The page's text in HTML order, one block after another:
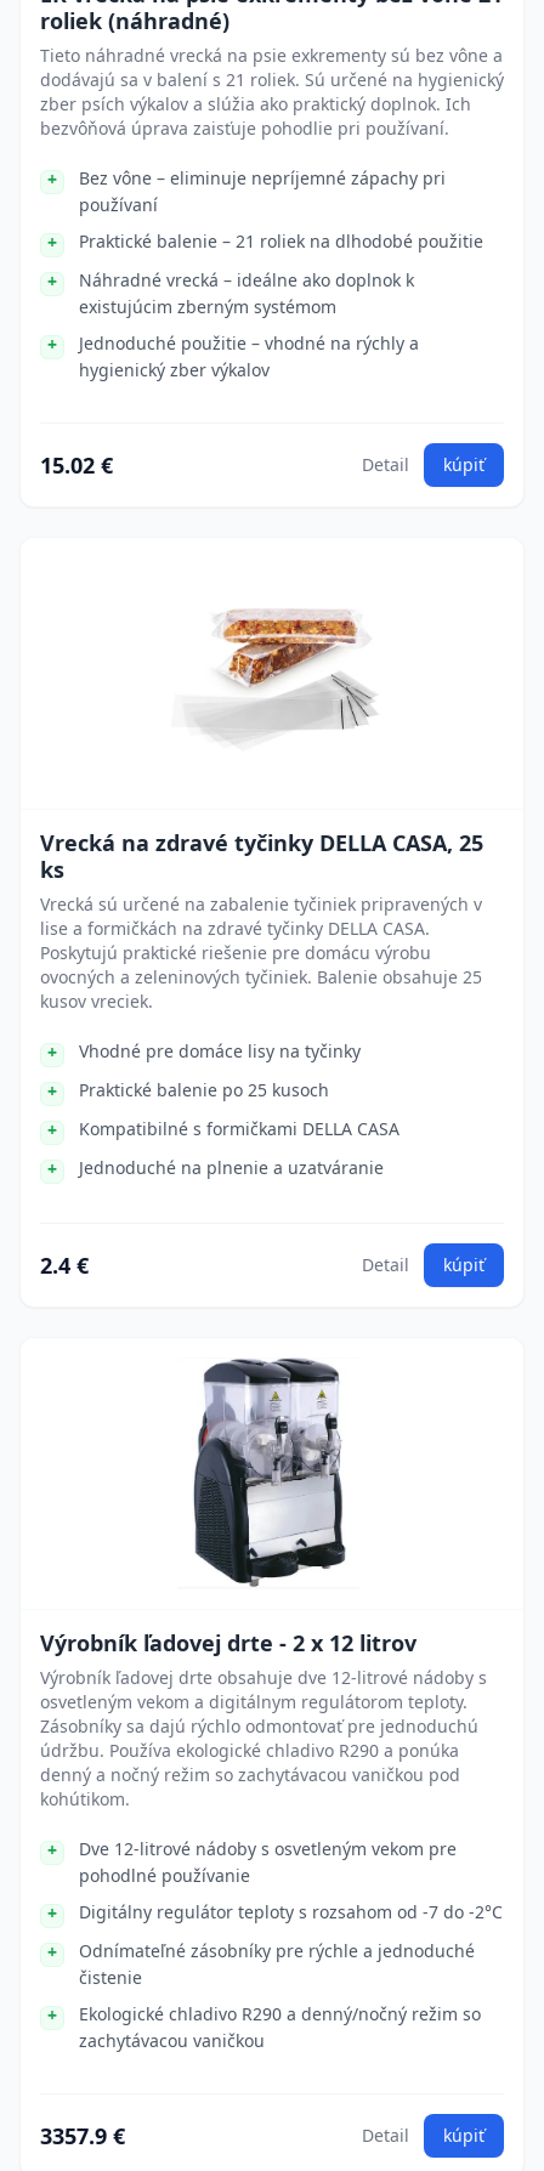
roliek (náhradné)
Tieto náhradné vrecká na psie exkrementy sú bez vône a
dodávajú sa v balení s 21 roliek. Sú určené na hygienický
zber psích výkalov a slúžia ako praktický doplnok. Ich
bezvôňová úprava zaisťuje pohodlie pri používaní.
Bez vône – eliminuje nepríjemné zápachy pri
používaní
Praktické balenie – 21 roliek na dlhodobé použitie
Náhradné vrecká – ideálne ako doplnok k
existujúcim zberným systémom
Jednoduché použitie – vhodné na rýchly a
hygienický zber výkalov
15.02 € Detail kúpiť
Vrecká na zdravé tyčinky DELLA CASA, 25
ks
Vrecká sú určené na zabalenie tyčiniek pripravených v
lise a formičkách na zdravé tyčinky DELLA CASA.
Poskytujú praktické riešenie pre domácu výrobu
ovocných a zeleninových tyčiniek. Balenie obsahuje 25
kusov vreciek.
Vhodné pre domáce lisy na tyčinky
Praktické balenie po 25 kusoch
Kompatibilné s formičkami DELLA CASA
Jednoduché na plnenie a uzatváranie
2.4 € Detail kúpiť
Výrobník ľadovej drte - 2 x 12 litrov
Výrobník ľadovej drte obsahuje dve 12-litrové nádoby s
osvetleným vekom a digitálnym regulátorom teploty.
Zásobníky sa dajú rýchlo odmontovať pre jednoduchú
údržbu. Používa ekologické chladivo R290 a ponúka
denný a nočný režim so zachytávacou vaničkou pod
kohútikom.
Dve 12-litrové nádoby s osvetleným vekom pre
pohodlné používanie
Digitálny regulátor teploty s rozsahom od -7 do -2°C
Odnímateľné zásobníky pre rýchle a jednoduché
čistenie
Ekologické chladivo R290 a denný/nočný režim so
zachytávacou vaničkou
3357.9 € Detail kúpiť